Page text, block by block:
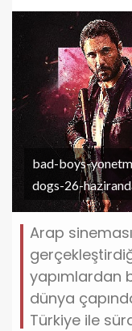
bad-boys-
dogs-26-
Arap
yapımlardan
dünya
Türkiye ile